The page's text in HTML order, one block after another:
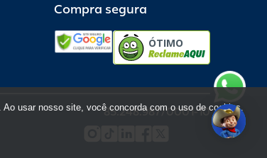
Compra segura
ÓTIMO
85.248.987/0001-10
usar nosso site, você concorda com o uso de cookies.